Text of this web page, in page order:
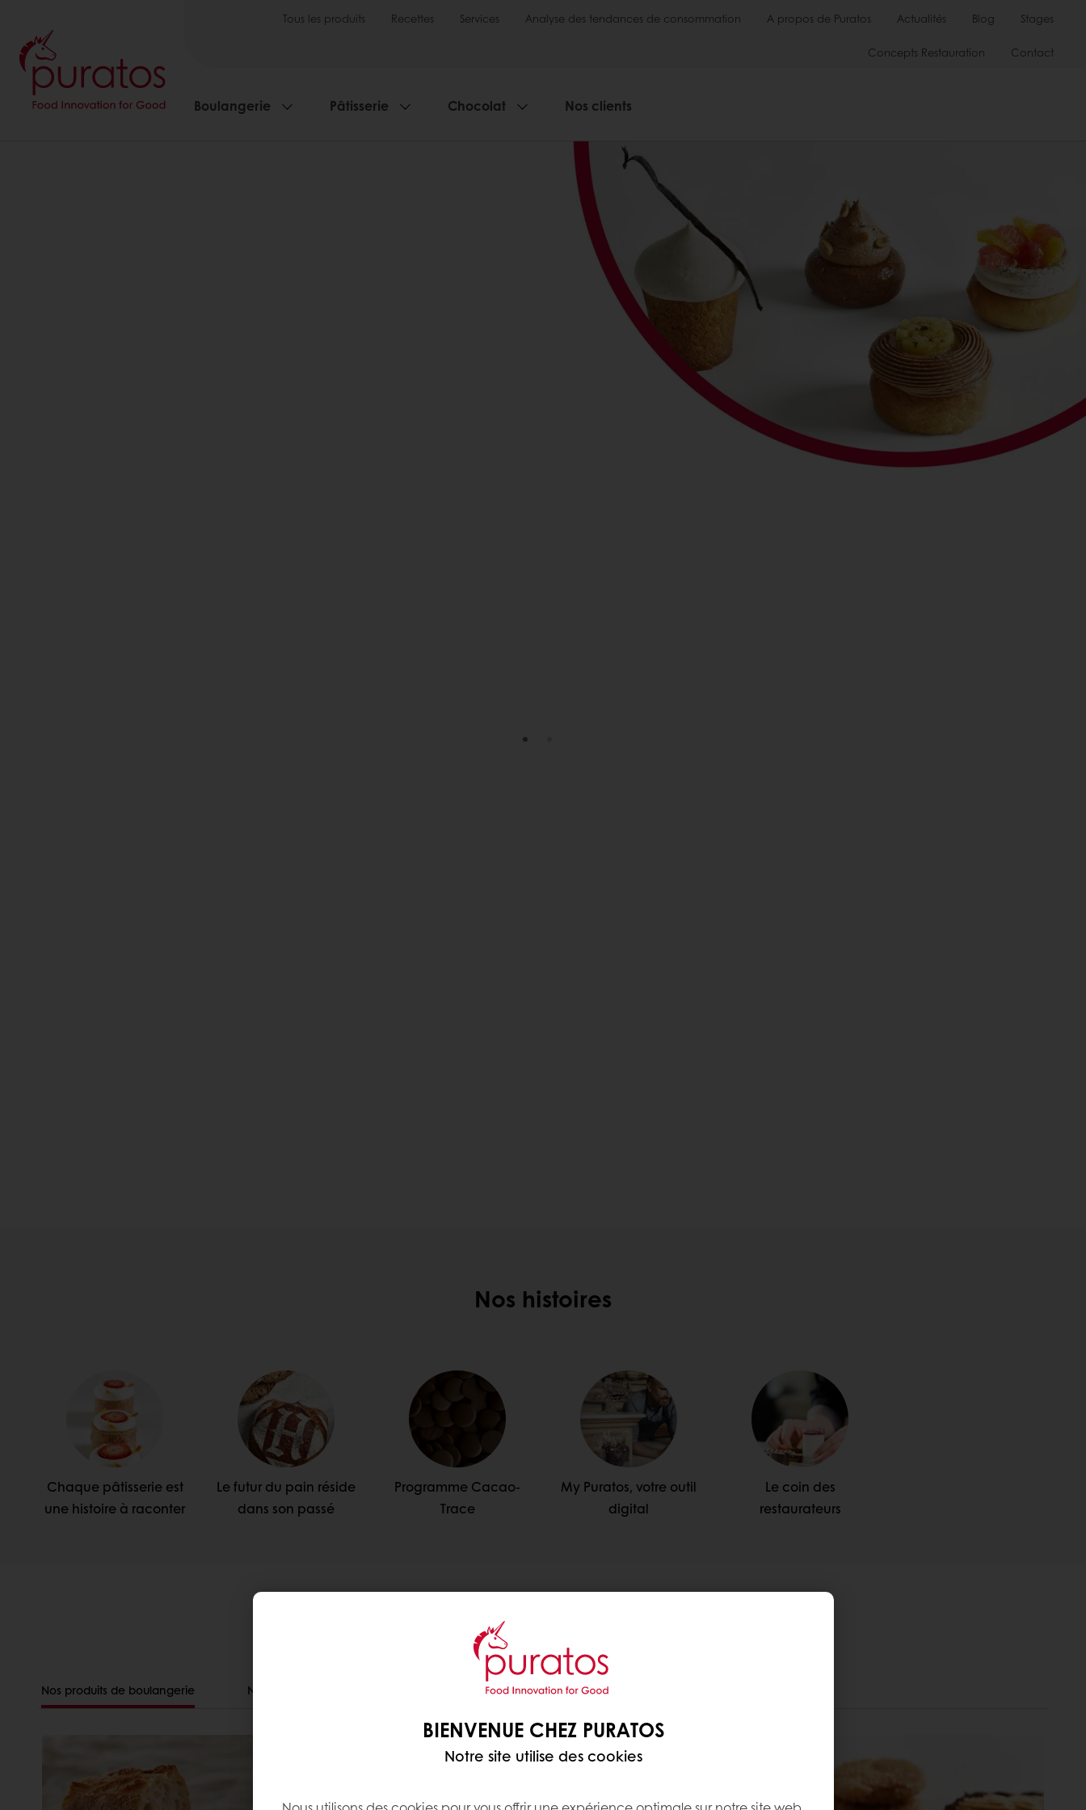
Tous les produits Recettes Services Analyse des tendances de consommation A propos de Puratos Actualités Blog Stages
Concepts Restauration Contact
Boulangerie Pâtisserie Chocolat Nos clients
VOUS NE L'AVEZ JAMAIS VU...
Plongez dans l'histoire de cette pâtisserie mythique en redécouvrant sa recette
incontournable. Puis laissez place à l'innovation avec 3 nouvelles revisites du
Baba au rhum.
Je découvre !
Nos histoires
Chaque pâtisserie est
une histoire à raconter
Le futur du pain réside
dans son passé
Programme Cacao-
Trace
My Puratos, votre outil
digital
Le coin des
restaurateurs
Découvrez nos gammes de produits
Nos produits de boulangerie Nos produits de pâtisserie Nos produits de chocolat
BIENVENUE CHEZ PURATOS
Notre site utilise des cookies